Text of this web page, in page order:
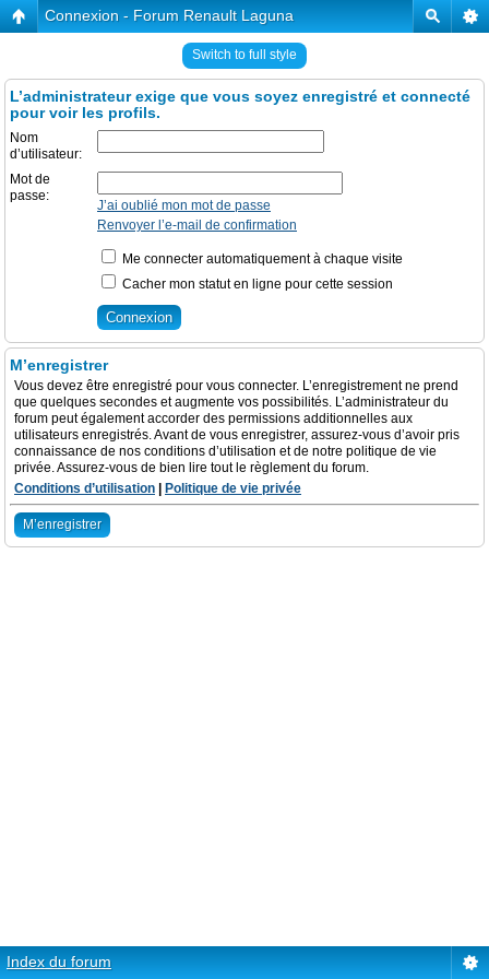
Connexion - Forum Renault Laguna
Switch to full style
L’administrateur exige que vous soyez enregistré et connecté
pour voir les profils.
Nom
d’utilisateur:
Mot de
passe:
J’ai oublié mon mot de passe
Renvoyer l’e-mail de confirmation
Me connecter automatiquement à chaque visite
Cacher mon statut en ligne pour cette session
M’enregistrer
Vous devez être enregistré pour vous connecter. L’enregistrement ne prend
que quelques secondes et augmente vos possibilités. L’administrateur du
forum peut également accorder des permissions additionnelles aux
utilisateurs enregistrés. Avant de vous enregistrer, assurez-vous d’avoir pris
connaissance de nos conditions d’utilisation et de notre politique de vie
privée. Assurez-vous de bien lire tout le règlement du forum.
Conditions d’utilisation
Politique de vie privée
M’enregistrer
Index du forum